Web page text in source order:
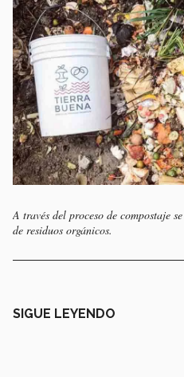
A través del proceso de compostaje
de residuos orgánicos.
SIGUE LEYENDO